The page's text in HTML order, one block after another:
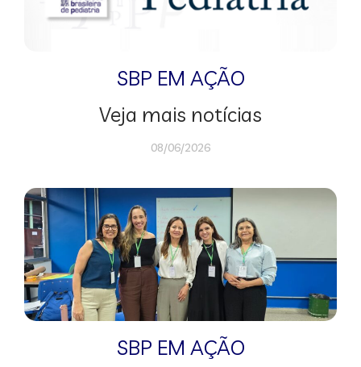
SBP EM AÇÃO
Veja mais notícias
08/06/2026
SBP EM AÇÃO